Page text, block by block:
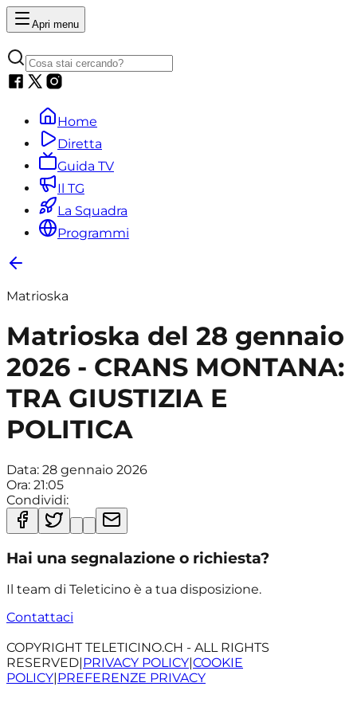
Apri menu
Home
Diretta
Guida TV
Il TG
La Squadra
Programmi
Matrioska
Matrioska del 28 gennaio
2026 - CRANS MONTANA:
TRA GIUSTIZIA E
POLITICA
Data: 28 gennaio 2026
Ora: 21:05
Condividi:
Hai una segnalazione o richiesta?
Il team di Teleticino è a tua disposizione.
Contattaci
COPYRIGHT TELETICINO.CH - ALL RIGHTS
RESERVED|PRIVACY POLICY|COOKIE
POLICY|PREFERENZE PRIVACY